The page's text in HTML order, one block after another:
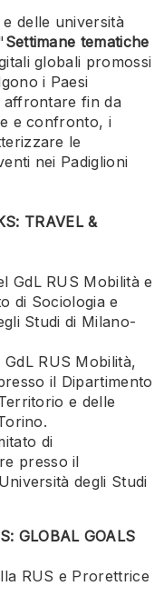
delle università
Settimane tematiche
globali promossi
i Paesi
fin da
e confronto, i
le
nei Padiglioni
TRAVEL &
GdL RUS Mobilità e
di Sociologia e
Studi di Milano-
RUS Mobilità,
il Dipartimento
e delle
di
presso il
degli Studi
GLOBAL GOALS
RUS e Prorettrice